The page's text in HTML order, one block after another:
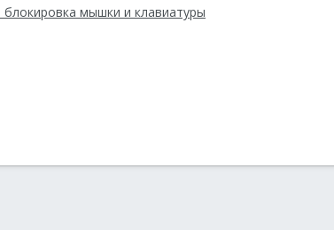
мышки и клавиатуры